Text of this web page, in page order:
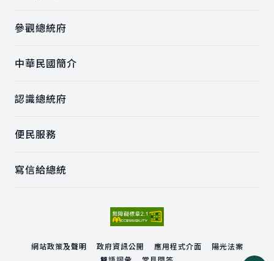
參觀總統府
中華民國簡介
認識總統府
便民服務
寫信給總統
網站政策及聲明 政府資訊公開 應用程式介面
陽光法案